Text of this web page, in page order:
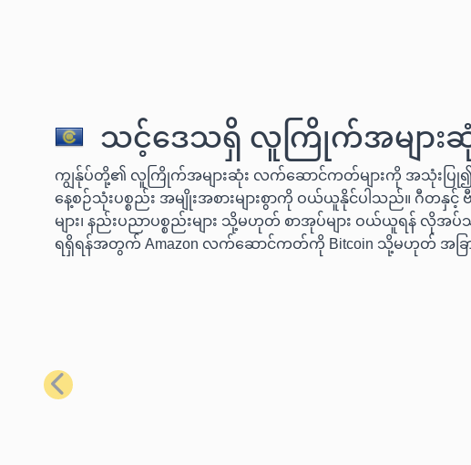
သင့်ဒေသရှိ လူကြိုက်အများ
ကျွန်ုပ်တို့၏ လူကြိုက်အများဆုံး လက်ဆောင်ကတ်များကို အသုံးပြု၍
နေ့စဉ်သုံးပစ္စည်း အမျိုးအစားများစွာကို ဝယ်ယူနိုင်ပါသည်။ ဂီတ
များ၊ နည်းပညာပစ္စည်းများ သို့မဟုတ် စာအုပ်များ ဝယ်ယူရန် လို
ရရှိရန်အတွက် Amazon လက်ဆောင်ကတ်ကို Bitcoin သို့မဟုတ် အခ
ယခင်